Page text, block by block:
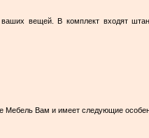
вещей. В комплект входят
Мебель Вам и имеет следующие